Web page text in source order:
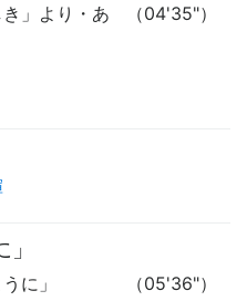
（04'35"）
き」より・あ
（05'36"）
に」